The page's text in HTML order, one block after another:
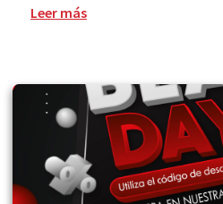
Leer más